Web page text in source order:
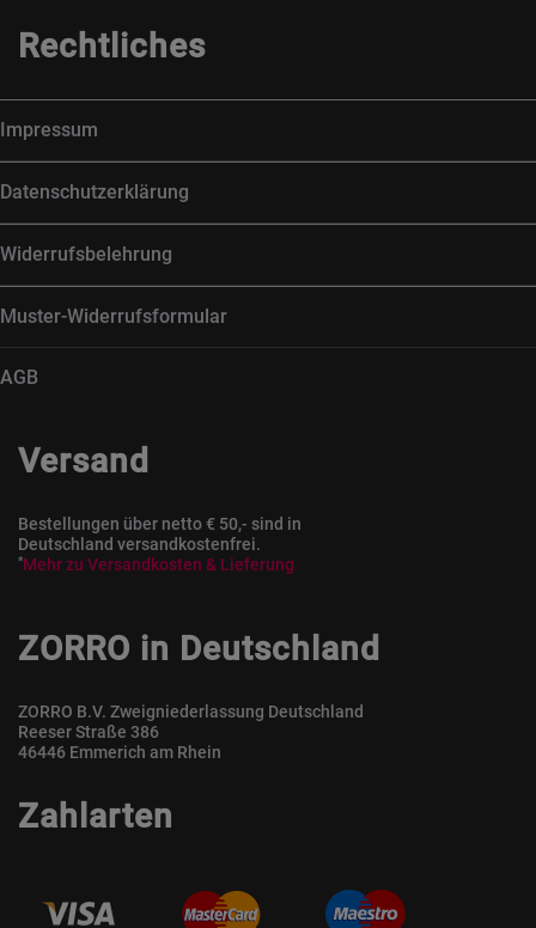
Rechtliches
Impressum
Datenschutzerklärung
Widerrufsbelehrung
Muster-Widerrufsformular
AGB
Versand
Bestellungen über netto € 50,- sind in
Deutschland versandkostenfrei.
*Mehr zu Versandkosten & Lieferung
ZORRO in Deutschland
ZORRO B.V. Zweigniederlassung Deutschland
Reeser Straße 386
46446 Emmerich am Rhein
Zahlarten